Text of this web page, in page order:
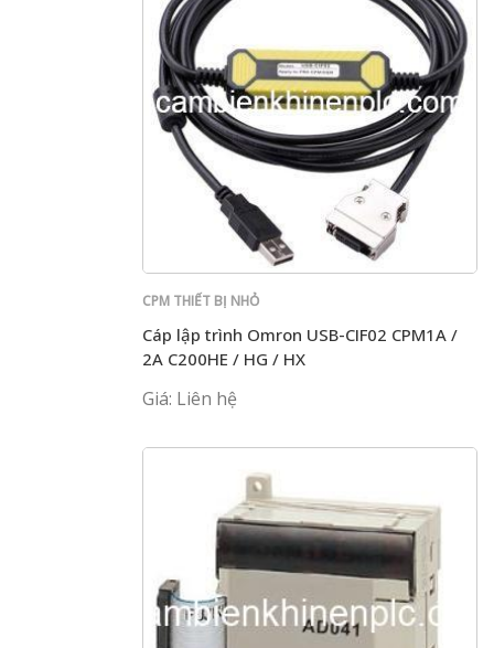
CPM THIẾT BỊ NHỎ
Cáp lập trình Omron USB-CIF02 CPM1A /
2A C200HE / HG / HX
Giá: Liên hệ